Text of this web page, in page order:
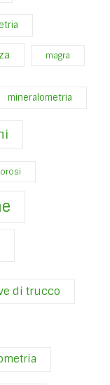
magra
mineralometria
di trucco